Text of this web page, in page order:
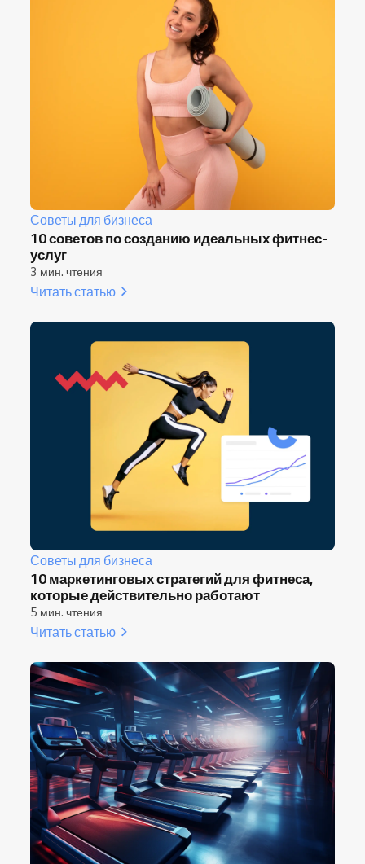
, понимать, что мотивирует
создавать
персонализированный опыт
заставляет возвращаться снова и снова.
Советы для бизнеса
10 советов по созданию идеальных фитнес-
услуг
3 мин. чтения
Читать статью
Советы для бизнеса
10 маркетинговых стратегий для фитнеса,
которые действительно работают
5 мин. чтения
Читать статью